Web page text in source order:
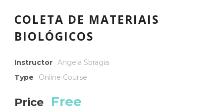
COLETA DE MATERIAIS
BIOLÓGICOS
Instructor Angela Sbragia
Type
Online Course
Price Free